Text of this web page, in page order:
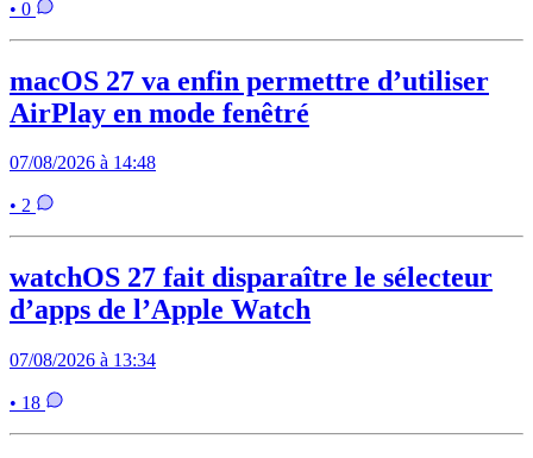
• 0
macOS 27 va enfin permettre d’utiliser
AirPlay en mode fenêtré
07/08/2026 à 14:48
• 2
watchOS 27 fait disparaître le sélecteur
d’apps de l’Apple Watch
07/08/2026 à 13:34
• 18